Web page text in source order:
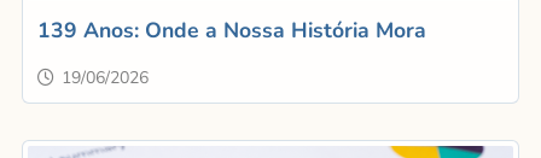
139 Anos: Onde a Nossa História Mora
19/06/2026